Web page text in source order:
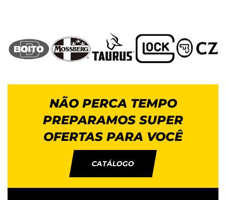
NÃO PERCA TEMPO
PREPARAMOS SUPER
OFERTAS PARA VOCÊ
CATÁLOGO